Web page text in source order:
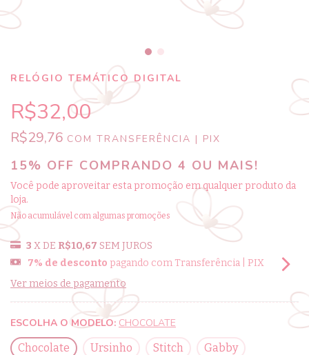
RELÓGIO TEMÁTICO DIGITAL
R$32,00
R$29,76 COM TRANSFERÊNCIA | PIX
15% OFF COMPRANDO 4 OU MAIS!
Você pode aproveitar esta promoção em qualquer produto da
loja.
Não acumulável com algumas promoções
3 X DE R$10,67 SEM JUROS
7% de desconto pagando com Transferência | PIX
Ver meios de pagamento
ESCOLHA O MODELO: CHOCOLATE
Chocolate
Ursinho Stitch Gabby